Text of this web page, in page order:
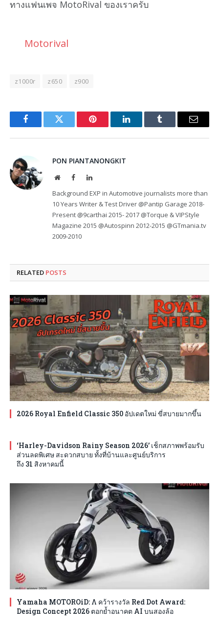
ทางแฟนเพจ MotoRival ของเราครับ
Motorival
z1000r z650 z900
FacebookTwitter Pinterest LinkedInTumblr Email
PON PIANTANONGKIT
WebsiteFacebookLinkedIn
Background EXP in Automotive journalists more than
10 Years Writer & Test Driver @Pantip Garage 2018-
Present @9carthai 2015- 2017 @Torque & VIPStyle
Magazine 2015 @Autospinn 2012-2015 @GTmania.tv
2009-2010
RELATED POSTS
2026 Royal Enfield Classic 350 อัปเดตใหม่ ขี่สบายมากขึ้น
‘Harley-Davidson Rainy Season 2026’ เช็กสภาพพร้อมรับ
ส่วนลดพิเศษ สะดวกสบาย ทั้งที่บ้านและศูนย์บริการ
ถึง 31 สิงหาคมนี้
Yamaha MOTOROiD: Λ คว้ารางวัล Red Dot Award:
Design Concept 2026 ตอกย้ำอนาคต AI บนสองล้อ